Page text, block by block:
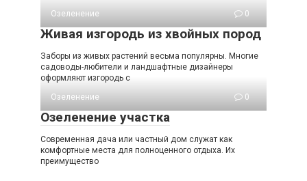
Озеленение
0
Живая изгородь из хвойных пород
Заборы из живых растений весьма популярны. Многие
садоводы-любители и ландшафтные дизайнеры
оформляют изгородь с
Озеленение
0
Озеленение участка
Современная дача или частный дом служат как
комфортные места для полноценного отдыха. Их
преимущество